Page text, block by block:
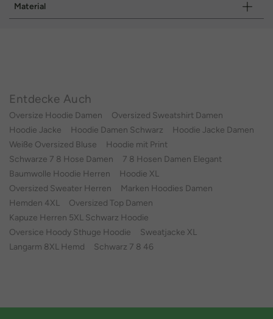
Material
Entdecke Auch
Oversize Hoodie Damen
Oversized Sweatshirt Damen
Hoodie Jacke
Hoodie Damen Schwarz
Hoodie Jacke Damen
Weiße Oversized Bluse
Hoodie mit Print
Schwarze 7 8 Hose Damen
7 8 Hosen Damen Elegant
Baumwolle Hoodie Herren
Hoodie XL
Oversized Sweater Herren
Marken Hoodies Damen
Hemden 4XL
Oversized Top Damen
Kapuze Herren 5XL Schwarz Hoodie
Oversice Hoody Sthuge Hoodie
Sweatjacke XL
Langarm 8XL Hemd
Schwarz 7 8 46